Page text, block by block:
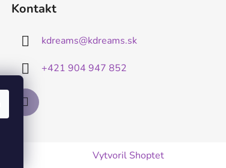
Kontakt
kdreams@kdreams.sk
+421 904 947 852
Vytvoril Shoptet